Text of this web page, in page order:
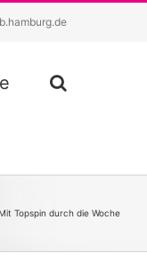
Topspin durch die Woche